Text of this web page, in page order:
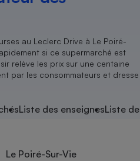
au Leclerc Drive à Le Poiré-
si ce supermarché est
relève les prix sur une centaine
par les consommateurs et dresse
Liste des enseignesListe
Le Poiré-Sur-Vie
Agriculture
Produit alimentaire
Achat - Vente - Location
Carburant
Magasin - Grande surface
Marketing - Fidélisation
Système judiciaire
Air
Eau
Location
Sport
Vacances - Tourisme
électrique
Senior
Service marchand
Transport aérien
locale
Ensemble